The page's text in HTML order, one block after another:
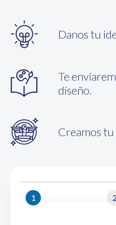
Danos tu
Te
diseño.
Creamos
1 2